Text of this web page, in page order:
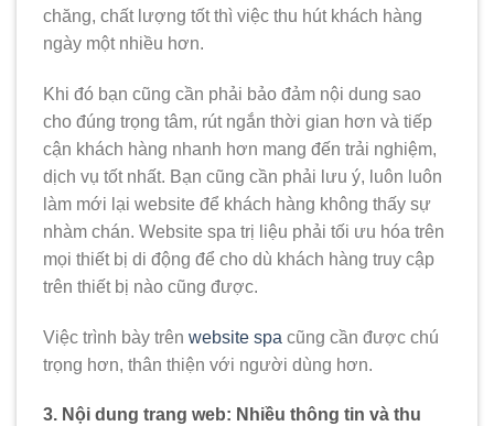
chăng, chất lượng tốt thì việc thu hút khách hàng
ngày một nhiều hơn.
Khi đó bạn cũng cần phải bảo đảm nội dung sao
cho đúng trọng tâm, rút ngắn thời gian hơn và tiếp
cận khách hàng nhanh hơn mang đến trải nghiệm,
dịch vụ tốt nhất. Bạn cũng cần phải lưu ý, luôn luôn
làm mới lại website để khách hàng không thấy sự
nhàm chán. Website spa trị liệu phải tối ưu hóa trên
mọi thiết bị di động để cho dù khách hàng truy cập
trên thiết bị nào cũng được.
Việc trình bày trên website spa cũng cần được chú
trọng hơn, thân thiện với người dùng hơn.
3. Nội dung trang web: Nhiều thông tin và thu